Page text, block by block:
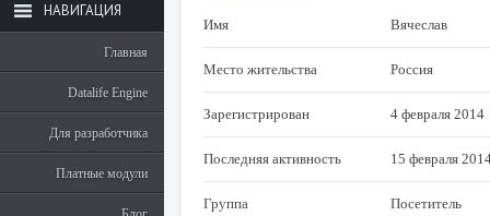
Имя Вячеслав
Место жительства Россия
Зарегистрирован 4 февраля 2014
Последняя активность 15 февраля
Группа Посетитель
НАВИГАЦИЯ
Главная
Datalife Engine
Для разработчика
Платные модули